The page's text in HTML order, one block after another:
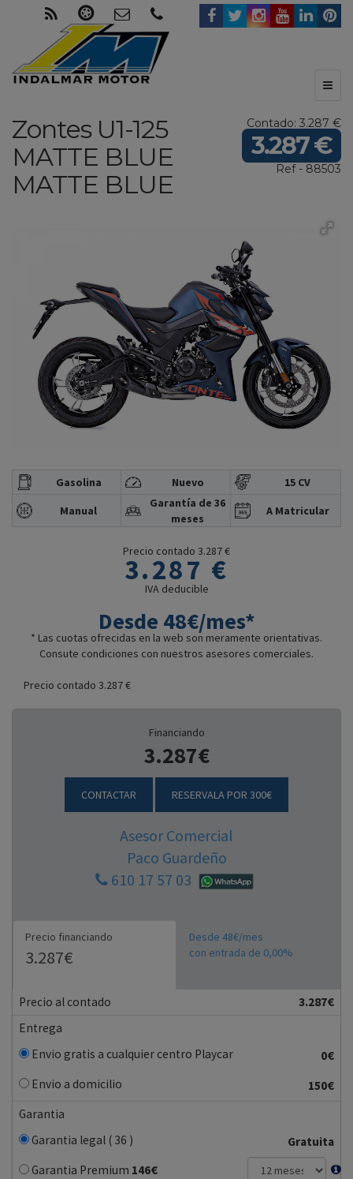
Contado: 3.287 €
3.287 €
Ref - 88503
Zontes U1-125
MATTE BLUE
MATTE BLUE
Gasolina Nuevo
15 CV
Manual
Garantía de 36
meses
A Matricular
Precio contado 3.287 €
3.287 €
IVA deducible
Desde 48€/mes*
* Las cuotas ofrecidas en la web son meramente orientativas.
Consute condiciones con nuestros asesores comerciales.
Precio contado 3.287 €
Financiando
3.287€
CONTACTAR RESERVALA POR 300€
Asesor Comercial
Paco Guardeño
610 17 57 03
Precio financiando
3.287€
Desde 48€/mes
con entrada de 0,00%
Precio al contado
3.287€
Entrega
Envio gratis a cualquier centro Playcar
0€
Envio a domicilio
150€
Garantia
Garantia legal ( 36 )
Gratuita
Garantia Premium 146€